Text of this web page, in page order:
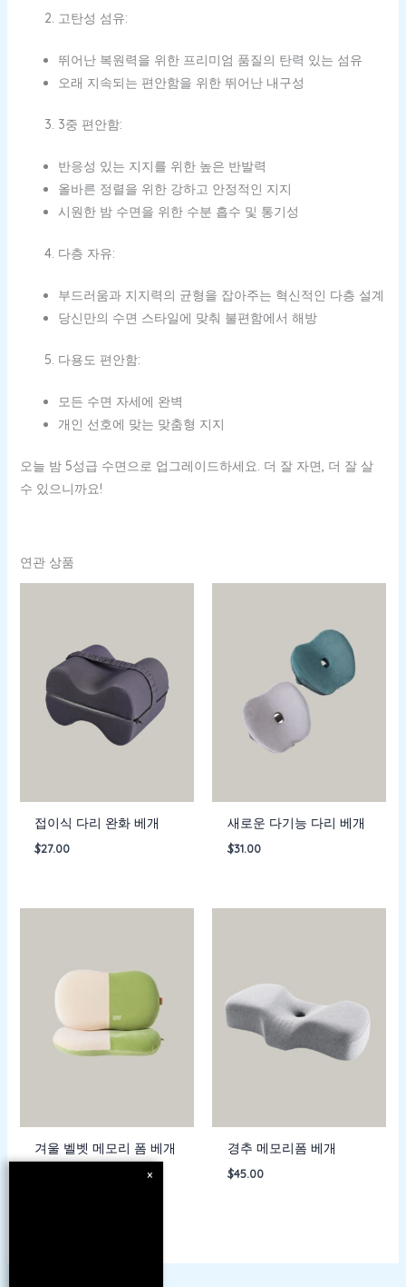
고탄성 섬유:
뛰어난 복원력을 위한 프리미엄 품질의 탄력 있는 섬유
오래 지속되는 편안함을 위한 뛰어난 내구성
3중 편안함:
반응성 있는 지지를 위한 높은 반발력
올바른 정렬을 위한 강하고 안정적인 지지
시원한 밤 수면을 위한 수분 흡수 및 통기성
다층 자유:
부드러움과 지지력의 균형을 잡아주는 혁신적인 다층 설계
당신만의 수면 스타일에 맞춰 불편함에서 해방
다용도 편안함:
모든 수면 자세에 완벽
개인 선호에 맞는 맞춤형 지지
오늘 밤 5성급 수면으로 업그레이드하세요. 더 잘 자면, 더 잘 살
수 있으니까요!
연관 상품
접이식 다리 완화 베개
$27.00
새로운 다기능 다리 베개
$31.00
겨울 벨벳 메모리 폼 베개 경추 메모리폼 베개
$45.00
×